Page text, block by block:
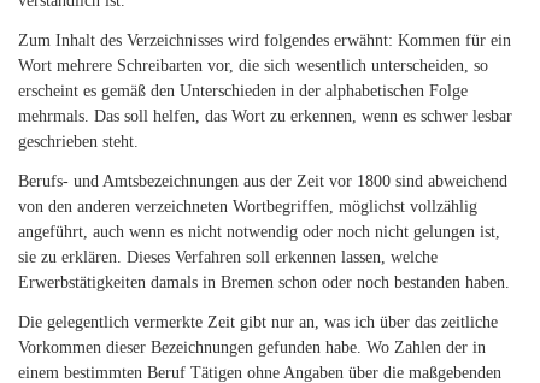
Zum Inhalt des Verzeichnisses wird folgendes erwähnt: Kommen für ein
Wort mehrere Schreibarten vor, die sich wesentlich unterscheiden, so
erscheint es gemäß den Unterschieden in der alphabetischen Folge
mehrmals. Das soll helfen, das Wort zu erkennen, wenn es schwer lesbar
geschrieben steht.
Berufs- und Amtsbezeichnungen aus der Zeit vor 1800 sind abweichend
von den anderen verzeichneten Wortbegriffen, möglichst vollzählig
angeführt, auch wenn es nicht notwendig oder noch nicht gelungen ist,
sie zu erklären. Dieses Verfahren soll erkennen lassen, welche
Erwerbstätigkeiten damals in Bremen schon oder noch bestanden haben.
Die gelegentlich vermerkte Zeit gibt nur an, was ich über das zeitliche
Vorkommen dieser Bezeichnungen gefunden habe. Wo Zahlen der in
einem bestimmten Beruf Tätigen ohne Angaben über die maßgebenden